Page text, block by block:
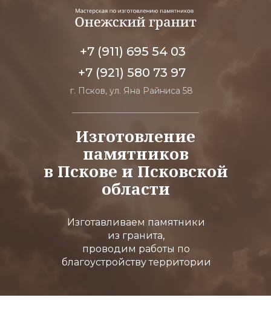
Изготовление
памятников
в Пскове и Псковской
области
Изготавливаем памятники
из гранита,
проводим работы по
благоустройству территории
г. Псков, ул. Яна Райниса 58
+7 (911) 695 54 03
+7 (921) 580 73 97